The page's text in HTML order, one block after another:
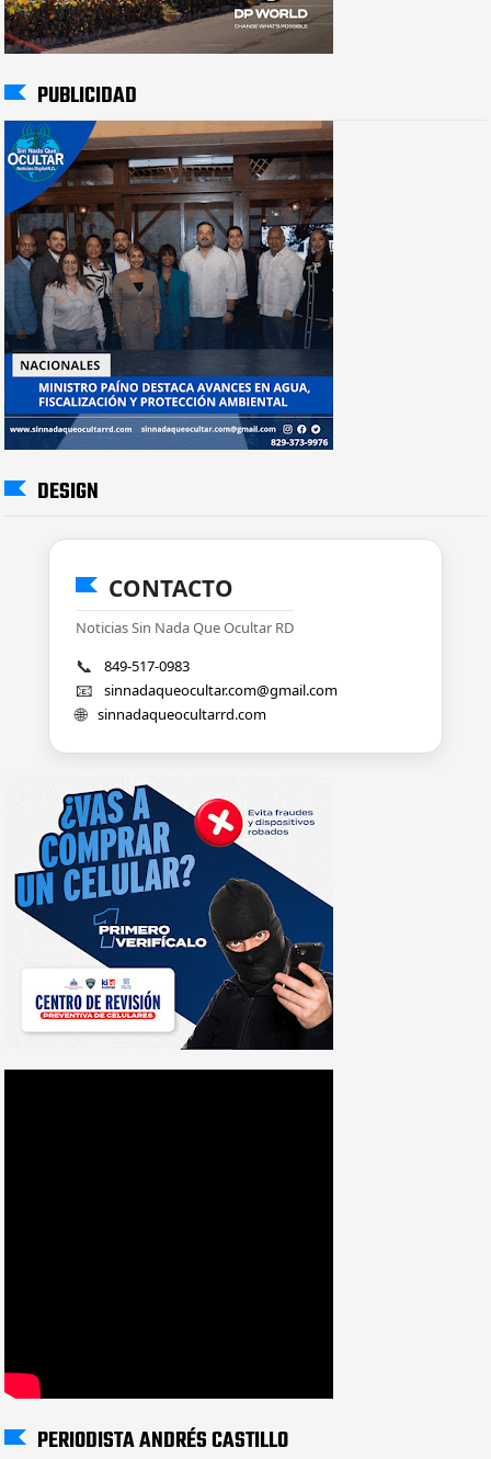
PUBLICIDAD
DESIGN
CONTACTO
Noticias Sin Nada Que Ocultar RD
📞 849-517-0983
📧 sinnadaqueocultar.com@gmail.com
🌐 sinnadaqueocultarrd.com
PERIODISTA ANDRÉS CASTILLO